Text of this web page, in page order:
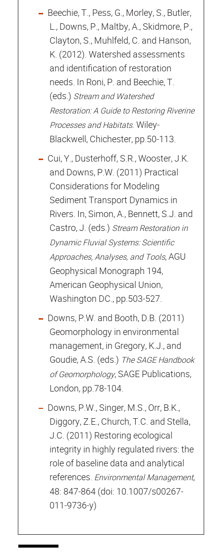
Beechie, T., Pess, G., Morley, S., Butler,
L., Downs, P., Maltby, A., Skidmore, P.,
Clayton, S., Muhlfeld, C. and Hanson,
K. (2012). Watershed assessments
and identification of restoration
needs. In Roni, P. and Beechie, T.
(eds.) Stream and Watershed
Restoration: A Guide to Restoring Riverine
Processes and Habitats. Wiley‐
Blackwell, Chichester, pp.50‐113.
Cui, Y., Dusterhoff, S.R., Wooster, J.K.
and Downs, P.W. (2011) Practical
Considerations for Modeling
Sediment Transport Dynamics in
Rivers. In, Simon, A., Bennett, S.J. and
Castro, J. (eds.) Stream Restoration in
Dynamic Fluvial Systems: Scientific
Approaches, Analyses, and Tools, AGU
Geophysical Monograph 194,
American Geophysical Union,
Washington DC., pp.503‐527.
Downs, P.W. and Booth, D.B. (2011)
Geomorphology in environmental
management, in Gregory, K.J., and
Goudie, A.S. (eds.) The SAGE Handbook
of Geomorphology, SAGE Publications,
London, pp.78‐104.
Downs, P.W., Singer, M.S., Orr, B.K.,
Diggory, Z.E., Church, T.C. and Stella,
J.C. (2011) Restoring ecological
integrity in highly regulated rivers: the
role of baseline data and analytical
references. Environmental Management,
48: 847‐864 (doi: 10.1007/s00267‐
011‐9736‐y)